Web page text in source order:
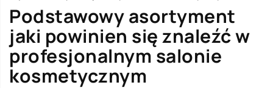
Podstawowy asortyment
jaki powinien się znaleźć w
profesjonalnym salonie
kosmetycznym